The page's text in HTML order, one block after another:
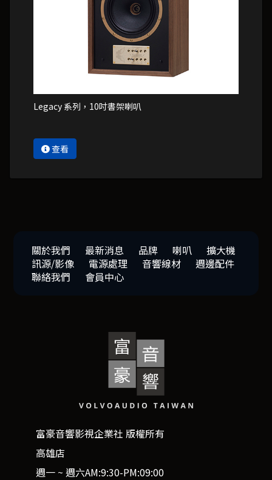
Legacy 系列，10吋書架喇叭
查看
關於我們 最新消息 品牌 喇叭
擴大機
訊源/影像
電源處理 音響線材
週邊配件
聯絡我們
會員中心
富豪音響影視企業社 版權所有
高雄店
週一 ~ 週六AM:9:30-PM:09:00